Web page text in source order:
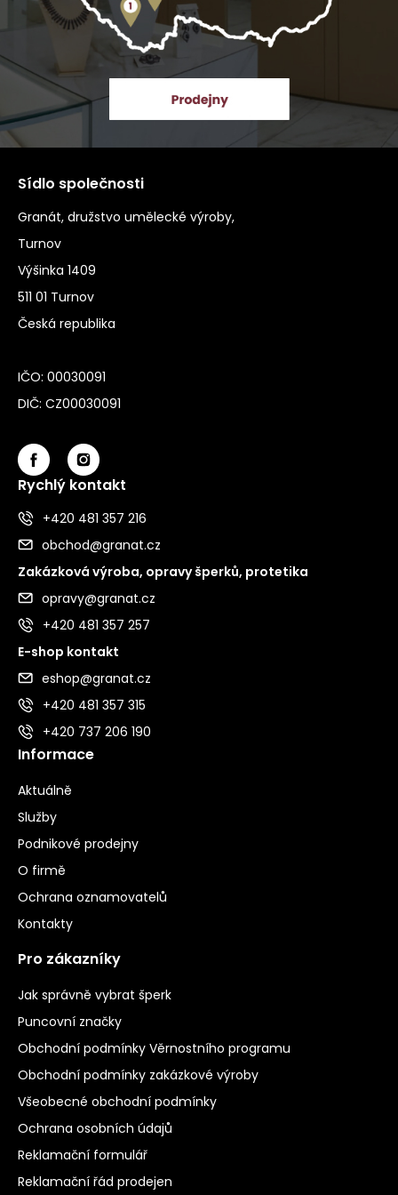
Sídlo společnosti
Granát, družstvo umělecké výroby,
Turnov
Výšinka 1409
511 01 Turnov
Česká republika
IČO: 00030091
DIČ: CZ00030091
Rychlý kontakt
+420 481 357 216
obchod@granat.cz
Zakázková výroba, opravy šperků, protetika
opravy@granat.cz
+420 481 357 257
E-shop kontakt
eshop@granat.cz
+420 481 357 315
+420 737 206 190
Informace
Aktuálně
Služby
Podnikové prodejny
O firmě
Ochrana oznamovatelů
Kontakty
Pro zákazníky
Jak správně vybrat šperk
Puncovní značky
Obchodní podmínky Věrnostního programu
Obchodní podmínky zakázkové výroby
Všeobecné obchodní podmínky
Ochrana osobních údajů
Reklamační formulář
Reklamační řád prodejen